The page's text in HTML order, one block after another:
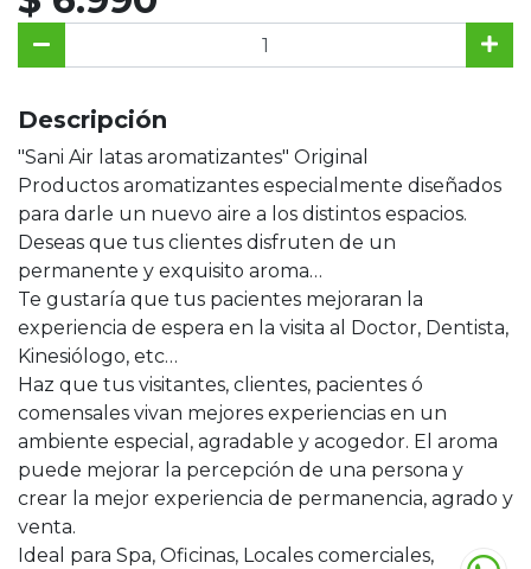
Descripción
"Sani Air latas aromatizantes" Original
Productos aromatizantes especialmente diseñados
para darle un nuevo aire a los distintos espacios.
Deseas que tus clientes disfruten de un
permanente y exquisito aroma…
Te gustaría que tus pacientes mejoraran la
experiencia de espera en la visita al Doctor, Dentista,
Kinesiólogo, etc…
Haz que tus visitantes, clientes, pacientes ó
comensales vivan mejores experiencias en un
ambiente especial, agradable y acogedor. El aroma
puede mejorar la percepción de una persona y
crear la mejor experiencia de permanencia, agrado y
venta.
Ideal para Spa, Oficinas, Locales comerciales,